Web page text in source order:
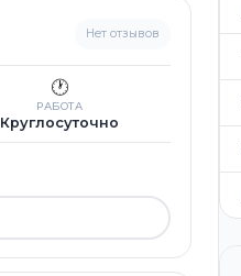
Нет отзывов
🕐
РАБОТА
Круглосуточно